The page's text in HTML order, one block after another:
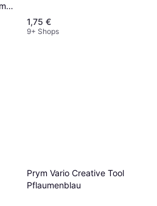
1,75 €
9+ Shops
Prym Vario Creative Tool
Pflaumenblau